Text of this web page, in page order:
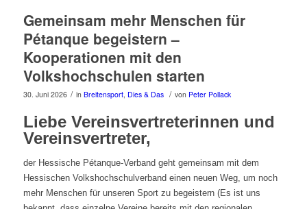
Gemeinsam mehr Menschen für
Pétanque begeistern –
Kooperationen mit den
Volkshochschulen starten
30. Juni 2026 / in Breitensport, Dies & Das / von Peter Pollack
Liebe Vereinsvertreterinnen und
Vereinsvertreter,
der Hessische Pétanque-Verband geht gemeinsam mit dem
Hessischen Volkshochschulverband einen neuen Weg, um noch
mehr Menschen für unseren Sport zu begeistern (Es ist uns